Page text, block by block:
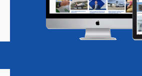
Magazine Podcasts